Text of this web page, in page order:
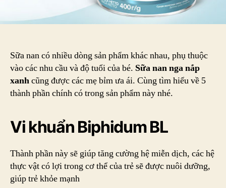
Sữa nan có nhiều dòng sản phẩm khác nhau, phụ thuộc
vào các nhu cầu và độ tuổi của bé. Sữa nan nga nắp
xanhcũng được các mẹ bỉm ưa ái. Cùng tìm hiểu về 5
thành phần chính có trong sản phẩm này nhé.
Vi khuẩn Biphidum BL
Thành phần này sẽ giúp tăng cường hệ miễn dịch, các hệ
thực vật có lợi trong cơ thể của trẻ sẽ được nuôi dưỡng,
giúp trẻ khỏe mạnh